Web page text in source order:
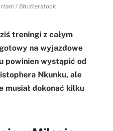
/ Shutterstock
treningi z całym
na wyjazdowe
powinien wystąpić od
Nkunku, ale
musiał dokonać kilku